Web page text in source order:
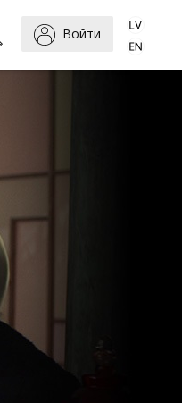
Войти